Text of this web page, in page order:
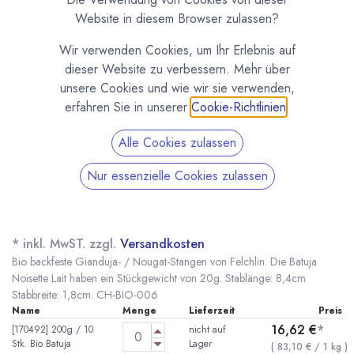
Bio Batuja Noisette Lait, Backeste Gianduja-
* inkl. MwST. zzgl. Versandkosten
Bio backfeste Gianduja- / Nougat-Stangen von Felchlin. Die Batuja
Noisette Lait haben ein Stückgewicht von 20g. Stablänge: 8,4cm
Stabbreite: 1,8cm. CH-BIO-006
Name Menge Lieferzeit
Preis
[170492] 200g / 10
Stk. Bio Batuja
nicht auf
Lager
16,62 €*
(83,10 € /1 kg )
Website in diesem Browser zulassen?
Wir verwenden Cookies, um Ihr Erlebnis auf
dieser Website zu verbessern. Mehr über
unsere Cookies und wie wir sie verwenden,
erfahren Sie in unserer Cookie-Richtlinien
Alle Cookies zulassen
Nur essenzielle Cookies zulassen